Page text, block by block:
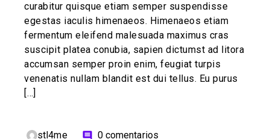
curabitur quisque etiam semper suspendisse
egestas iaculis himenaeos. Himenaeos etiam
fermentum eleifend malesuada maximus cras
suscipit platea conubia, sapien dictumst ad litora
accumsan semper proin enim, feugiat turpis
venenatis nullam blandit est dui tellus. Eu purus
[…]
stl4me comment 0 comentarios